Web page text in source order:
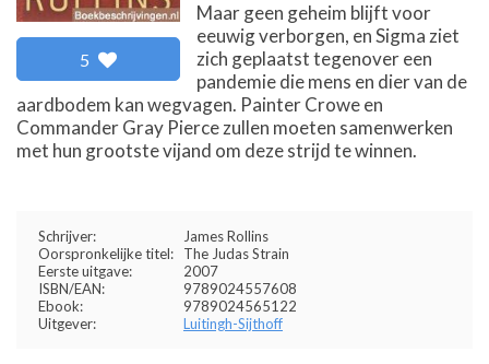
5
Maar geen geheim blijft voor
eeuwig verborgen, en Sigma ziet
zich geplaatst tegenover een
pandemie die mens en dier van de
aardbodem kan wegvagen. Painter Crowe en
Commander Gray Pierce zullen moeten samenwerken
met hun grootste vijand om deze strijd te winnen.
Schrijver:
James Rollins
Oorspronkelijke titel:
The Judas Strain
Eerste uitgave:
2007
ISBN/EAN:
9789024557608
Ebook:
9789024565122
Uitgever:
Luitingh-Sijthoff